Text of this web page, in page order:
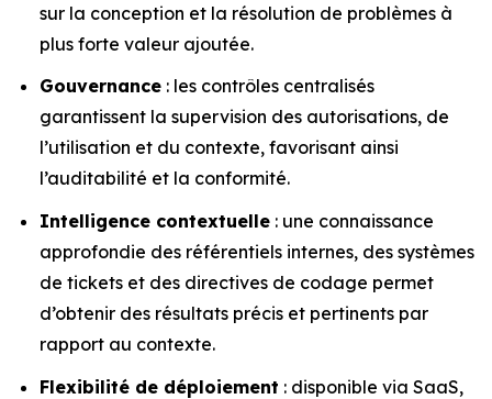
sur la conception et la résolution de problèmes à
plus forte valeur ajoutée.
Gouvernance : les contrôles centralisés
garantissent la supervision des autorisations, de
l’utilisation et du contexte, favorisant ainsi
l’auditabilité et la conformité.
Intelligence contextuelle : une connaissance
approfondie des référentiels internes, des systèmes
de tickets et des directives de codage permet
d’obtenir des résultats précis et pertinents par
rapport au contexte.
Flexibilité de déploiement : disponible via SaaS,